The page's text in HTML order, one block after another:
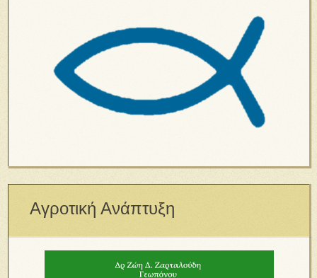
Αγροτική Ανάπτυξη